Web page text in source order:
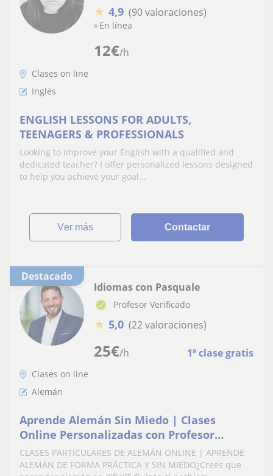
12€/h
★ 4,9 (90 valoraciones)
En línea
Clases on line
Inglés
ENGLISH LESSONS FOR ADULTS,
TEENAGERS & PROFESSIONALS
Looking to improve your English with a qualified and
dedicated teacher? I offer personalized lessons designed
to help you achieve your goal...
ver más Contactar
Destacado
25€/h 1ª clase gratis
Idiomas con Pasquale
Profesor Verificado
★ 5,0 (22 valoraciones)
Clases on line
Alemán
Aprende Alemán Sin Miedo | Clases
Online Personalizadas con Profesor
Experto
CLASES PARTICULARES DE ALEMÁN ONLINE | APRENDE
ALEMÁN DE FORMA PRÁCTICA Y SIN MIEDO¿Crees que